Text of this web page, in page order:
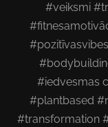
#veiksmi
#iedvesmas
#plantbased
#transformation